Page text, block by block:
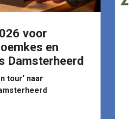
voor
en
Damsterheerd
tour’ naar